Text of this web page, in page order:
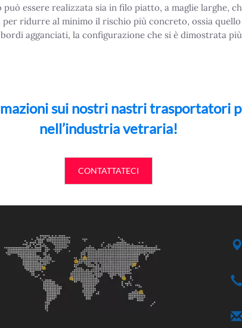
essere realizzata sia in filo piatto, a maglie larghe,
per ridurre al minimo il rischio più concreto, ossia
agganciati, la configurazione che si è dimostrata
sui nostri nastri trasportatori
nell’industria vetraria!
CONTATTATECI